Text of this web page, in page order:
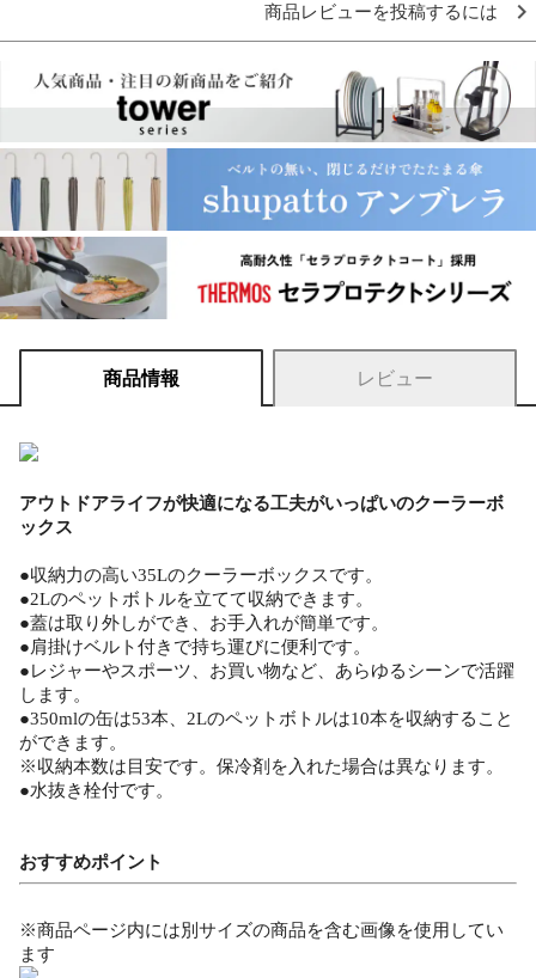
商品レビューを投稿するには
商品情報 レビュー
アウトドアライフが快適になる工夫がいっぱいのクーラーボ
ックス
●収納力の高い35Lのクーラーボックスです。
●2Lのペットボトルを立てて収納できます。
●蓋は取り外しができ、お手入れが簡単です。
●肩掛けベルト付きで持ち運びに便利です。
●レジャーやスポーツ、お買い物など、あらゆるシーンで活躍
します。
●350mlの缶は53本、2Lのペットボトルは10本を収納すること
ができます。
※収納本数は目安です。保冷剤を入れた場合は異なります。
●水抜き栓付です。
おすすめポイント
※商品ページ内には別サイズの商品を含む画像を使用してい
ます